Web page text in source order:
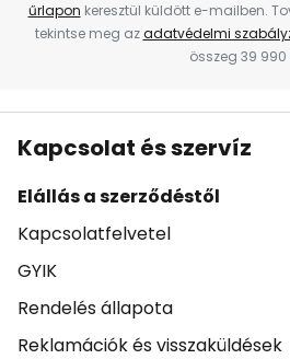
űrlapon keresztül küldött e-mailben.
tekintse meg azadatvédelmi
összeg 39 990
Kapcsolat és szervíz
Elállás a szerződéstől
Kapcsolatfelvetel
GYIK
Rendelés állapota
Reklamációk és visszaküldések